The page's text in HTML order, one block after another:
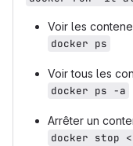
Voir les
docker ps
Voir tous les
docker ps -a
Arrêter un
docker stop